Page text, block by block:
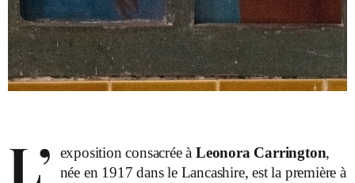
L’ exposition consacrée àLeonora Carrington,
née en 1917 dans le Lancashire, est la première à